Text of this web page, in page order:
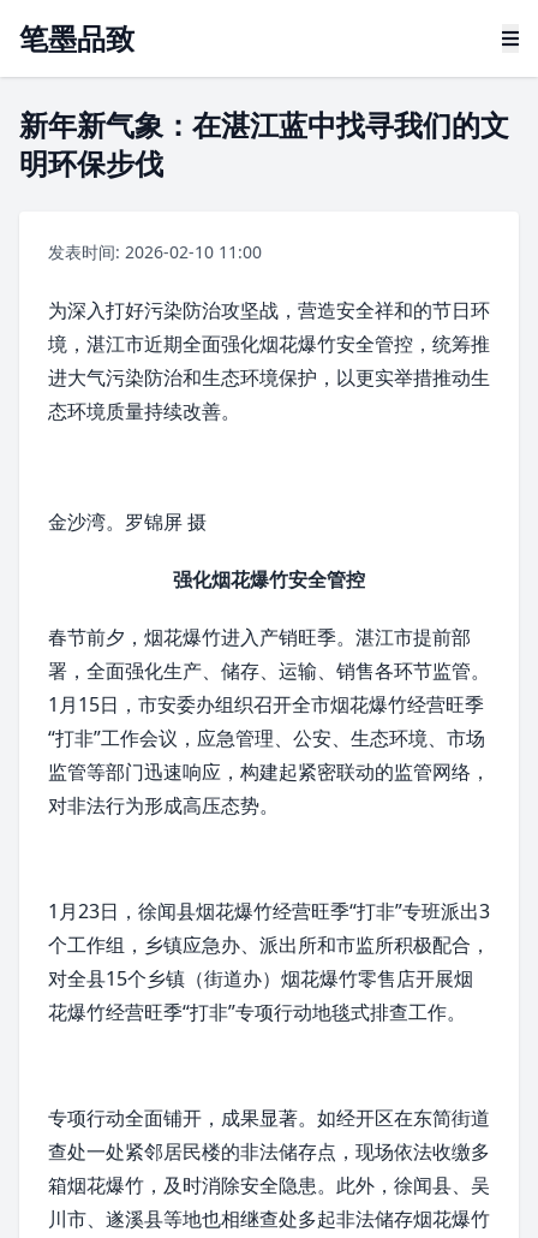
笔墨品致
新年新气象：在湛江蓝中找寻我们的文
明环保步伐
发表时间: 2026-02-10 11:00
为深入打好污染防治攻坚战，营造安全祥和的节日环
境， 湛江市近期全面强化烟花爆竹安全管控，统筹推
进大气污染防治和生态环境保护，以更实举措推动生
态环境质量持续改善。
金沙湾。罗锦屏 摄
强化烟花爆竹安全管控
春节前夕，烟花爆竹进入产销旺季。湛江市提前部
署，全面强化生产、储存、运输、销售各环节监管。
1月15日，市安委办组织召开全市烟花爆竹经营旺季
“打非”工作会议，应急管理、公安、生态环境、 市场
监管等部门迅速响应，构建起紧密联动的监管网络，
对非法行为形成高压态势。
1月23日， 徐闻县烟花爆竹经营旺季“打非”专班派出3
个工作组，乡镇应急办、派出所和市监所积极配合，
对全县15个乡镇（街道办）烟花爆竹零售店开展烟
花爆竹经营旺季“打非”专项行动地毯式排查工作。
专项行动全面铺开，成果显著。如经开区在东简街道
查处一处紧邻居民楼的非法储存点，现场依法收缴多
箱烟花爆竹，及时消除安全隐患。此外，徐闻县、 吴
川市、 遂溪县等地也相继查处多起非法储存烟花爆竹